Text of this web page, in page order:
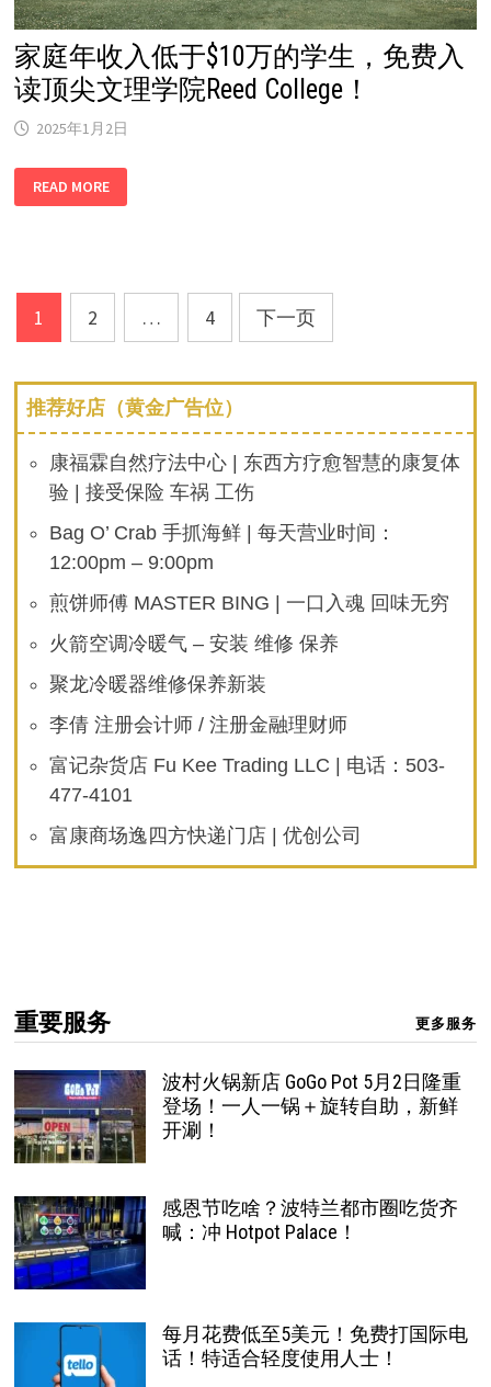
家庭年收入低于$10万的学生，免费入
读顶尖文理学院Reed College！
2025年1月2日
庭
年
万
的
学
生，
入
读
顶
尖
理
COLLEGE！
READ MORE
文
章
分
页
1 2 … 4 下一页
推荐好店（黄金广告位）
康福霖自然疗法中心 | 东西方疗愈智慧的康复体
验 | 接受保险 车祸 工伤
Bag O’ Crab 手抓海鲜 | 每天营业时间：
12:00pm – 9:00pm
煎饼师傅 MASTER BING | 一口入魂 回味无穷
火箭空调冷暖气 – 安装 维修 保养
聚龙冷暖器维修保养新装
李倩 注册会计师 / 注册金融理财师
富记杂货店 Fu Kee Trading LLC | 电话：503-
477-4101
富康商场逸四方快递门店 | 优创公司
重要服务 更多服务
波村火锅新店 GoGo Pot 5月2日隆重
登场！一人一锅＋旋转自助，新鲜
开涮！
感恩节吃啥？波特兰都市圈吃货齐
喊：冲 Hotpot Palace！
每月花费低至5美元！免费打国际电
话！特适合轻度使用人士！